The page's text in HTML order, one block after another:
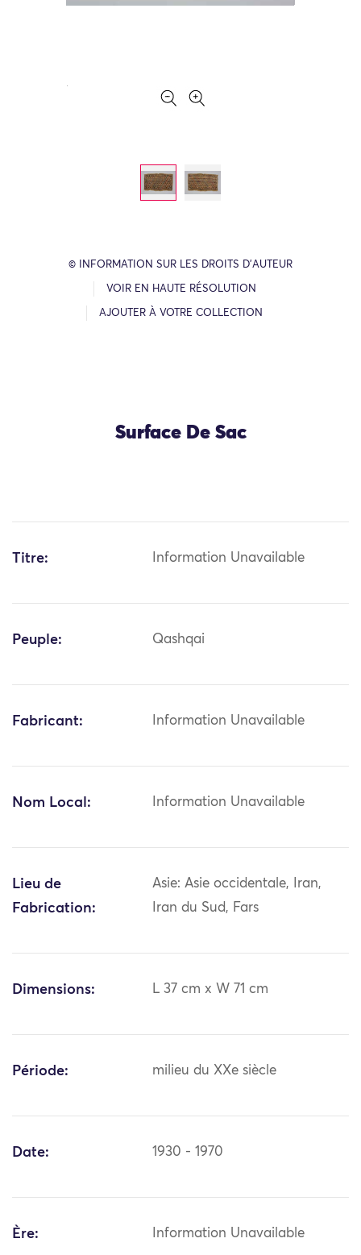
© INFORMATION SUR LES DROITS D’AUTEUR
VOIR EN HAUTE RÉSOLUTION
AJOUTER À VOTRE COLLECTION
Surface De Sac
Titre: Information Unavailable
Peuple: Qashqai
Fabricant: Information Unavailable
Nom Local: Information Unavailable
Lieu de
Fabrication:
Asie: Asie occidentale, Iran,
Iran du Sud, Fars
Dimensions: L 37 cm x W 71 cm
Période: milieu du XXe siècle
Date: 1930 - 1970
Ère: Information Unavailable